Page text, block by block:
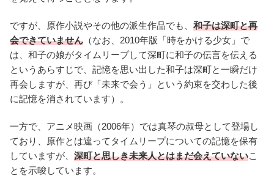
ですが、原作小説やその他の派生作品でも、 和子は深町と再
会できていません （なお、2010年版「時をかける少女」で
は、和子の娘がタイムリープして深町に和子の伝言を伝える
というあらすじで、記憶を思い出した和子は深町と一瞬だけ
再会しますが、再び「未来で会う」という約束を交わした後
に記憶を消されています）。
一方で、アニメ映画（2006年）では真琴の叔母として登場し
ており、原作とは違ってタイムリープについての記憶を保有
していますが、 深町と思しき未来人とはまだ会えていないこ
とを示唆しています。